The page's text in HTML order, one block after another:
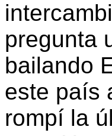
pregunta
bailando
este país
rompí la